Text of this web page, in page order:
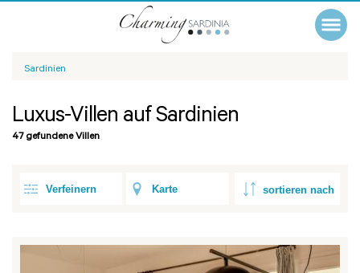
Sardinien
Luxus-Villen auf Sardinien
47 gefundene Villen
Verfeinern Karte